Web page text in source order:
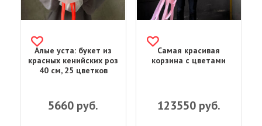
Алые уста: букет из
красных кенийских роз
40 см, 25 цветков
5660 руб.
Самая красивая
корзина с цветами
123550руб.